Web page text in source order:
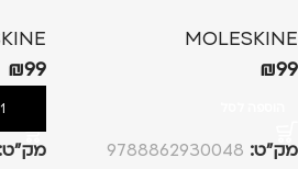
MOLESKINE
₪99
מק”ט: 9788862930048
₪99
מק”ט: